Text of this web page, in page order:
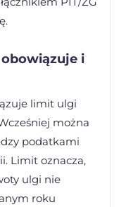
obowiązuje i
limit ulgi
można
podatkami
Limit oznacza,
ulgi nie
roku